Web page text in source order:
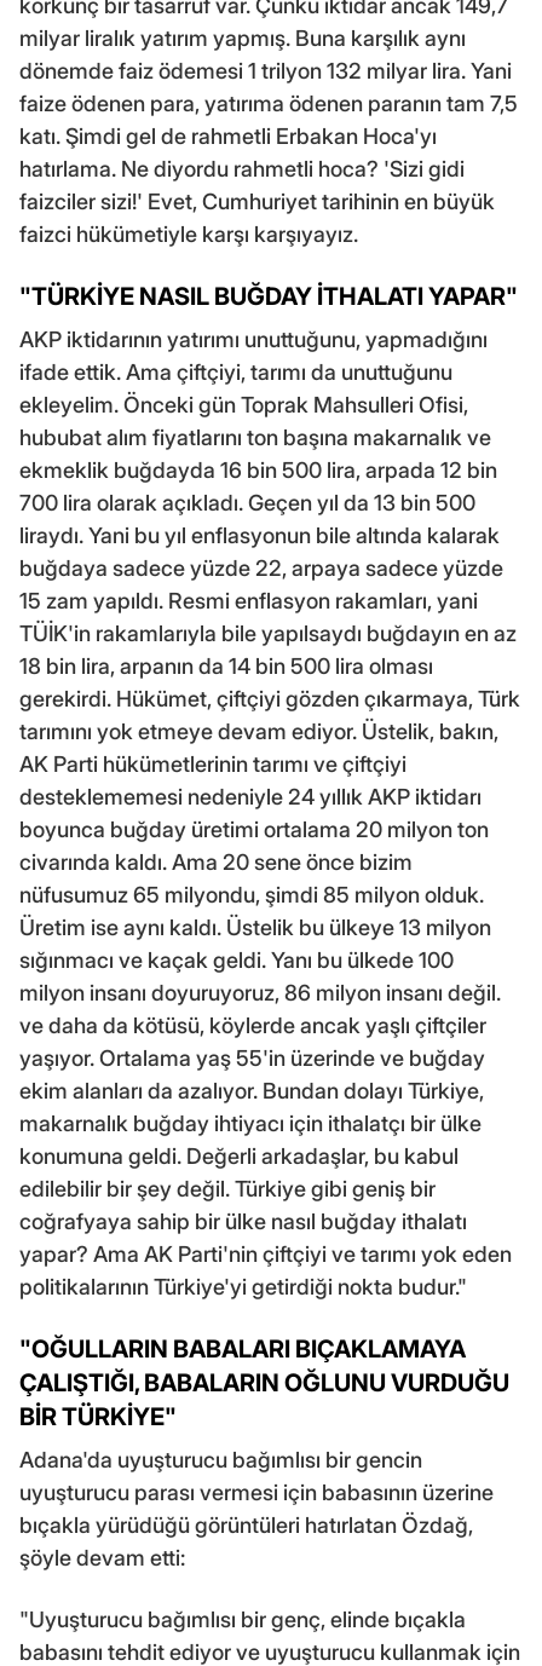
korkunç bir tasarruf var. Çünkü iktidar ancak 149,7
milyar liralık yatırım yapmış. Buna karşılık aynı
dönemde faiz ödemesi 1 trilyon 132 milyar lira. Yani
faize ödenen para, yatırıma ödenen paranın tam 7,5
katı. Şimdi gel de rahmetli Erbakan Hoca'yı
hatırlama. Ne diyordu rahmetli hoca? 'Sizi gidi
faizciler sizi!' Evet, Cumhuriyet tarihinin en büyük
faizci hükümetiyle karşı karşıyayız.
"TÜRKİYE NASIL BUĞDAY İTHALATI YAPAR"
AKP iktidarının yatırımı unuttuğunu, yapmadığını
ifade ettik. Ama çiftçiyi, tarımı da unuttuğunu
ekleyelim. Önceki gün Toprak Mahsulleri Ofisi,
hububat alım fiyatlarını ton başına makarnalık ve
ekmeklik buğdayda 16 bin 500 lira, arpada 12 bin
700 lira olarak açıkladı. Geçen yıl da 13 bin 500
liraydı. Yani bu yıl enflasyonun bile altında kalarak
buğdaya sadece yüzde 22, arpaya sadece yüzde
15 zam yapıldı. Resmi enflasyon rakamları, yani
TÜİK'in rakamlarıyla bile yapılsaydı buğdayın en az
18 bin lira, arpanın da 14 bin 500 lira olması
gerekirdi. Hükümet, çiftçiyi gözden çıkarmaya, Türk
tarımını yok etmeye devam ediyor. Üstelik, bakın,
AK Parti hükümetlerinin tarımı ve çiftçiyi
desteklememesi nedeniyle 24 yıllık AKP iktidarı
boyunca buğday üretimi ortalama 20 milyon ton
civarında kaldı. Ama 20 sene önce bizim
nüfusumuz 65 milyondu, şimdi 85 milyon olduk.
Üretim ise aynı kaldı. Üstelik bu ülkeye 13 milyon
sığınmacı ve kaçak geldi. Yanı bu ülkede 100
milyon insanı doyuruyoruz, 86 milyon insanı değil.
ve daha da kötüsü, köylerde ancak yaşlı çiftçiler
yaşıyor. Ortalama yaş 55'in üzerinde ve buğday
ekim alanları da azalıyor. Bundan dolayı Türkiye,
makarnalık buğday ihtiyacı için ithalatçı bir ülke
konumuna geldi. Değerli arkadaşlar, bu kabul
edilebilir bir şey değil. Türkiye gibi geniş bir
coğrafyaya sahip bir ülke nasıl buğday ithalatı
yapar? Ama AK Parti'nin çiftçiyi ve tarımı yok eden
politikalarının Türkiye'yi getirdiği nokta budur."
"OĞULLARIN BABALARI BIÇAKLAMAYA
ÇALIŞTIĞI, BABALARIN OĞLUNU VURDUĞU
BİR TÜRKİYE"
Adana'da uyuşturucu bağımlısı bir gencin
uyuşturucu parası vermesi için babasının üzerine
bıçakla yürüdüğü görüntüleri hatırlatan Özdağ,
şöyle devam etti:
"Uyuşturucu bağımlısı bir genç, elinde bıçakla
babasını tehdit ediyor ve uyuşturucu kullanmak için